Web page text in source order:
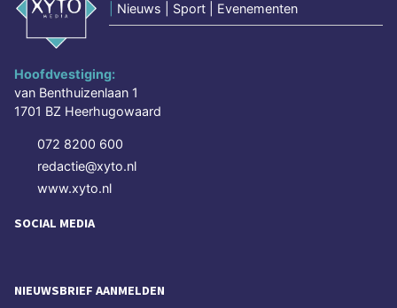
Nieuws | Sport | Evenementen
Hoofdvestiging:
van Benthuizenlaan 1
1701 BZ Heerhugowaard
072 8200 600
redactie@xyto.nl
www.xyto.nl
SOCIAL MEDIA
NIEUWSBRIEF AANMELDEN